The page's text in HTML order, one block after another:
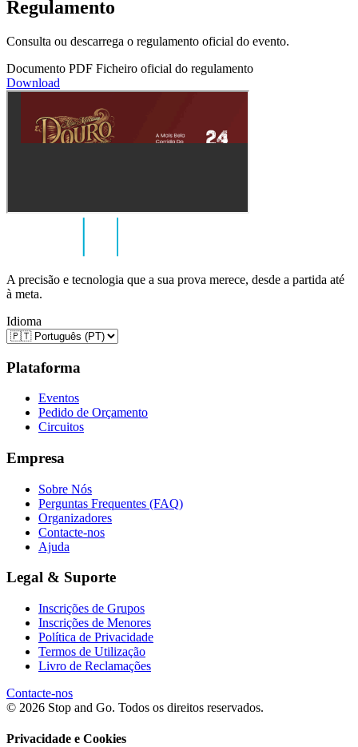
Regulamento
Consulta ou descarrega o regulamento oficial do evento.
Documento PDF Ficheiro oficial do regulamento
Download
A precisão e tecnologia que a sua prova merece, desde a partida até
à meta.
Idioma
Plataforma
Eventos
Pedido de Orçamento
Circuitos
Empresa
Sobre Nós
Perguntas Frequentes (FAQ)
Organizadores
Contacte-nos
Ajuda
Legal & Suporte
Inscrições de Grupos
Inscrições de Menores
Política de Privacidade
Termos de Utilização
Livro de Reclamações
Contacte-nos
© 2026 Stop and Go. Todos os direitos reservados.
Privacidade e Cookies